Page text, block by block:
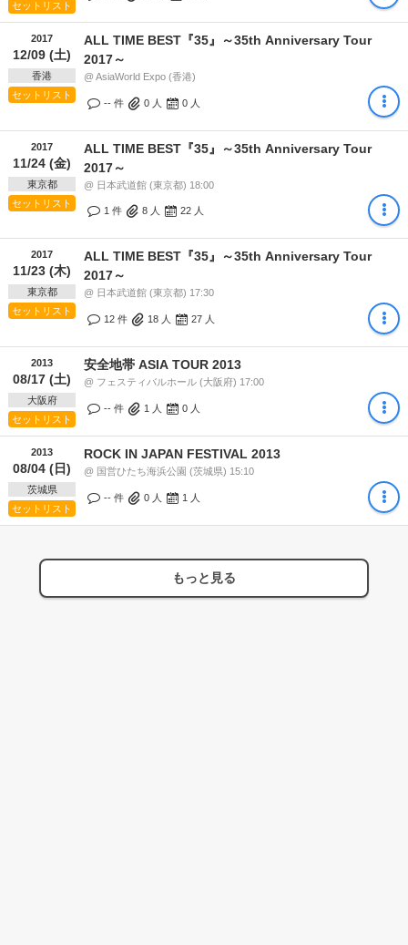
セットリスト
2017
12/09 (土)
香港
セットリスト
ALL TIME BEST『35』～35th Anniversary Tour
2017～
@ AsiaWorld Expo (香港)
-- 件 0 人 0 人
2017
11/24 (金)
東京都
セットリスト
ALL TIME BEST『35』～35th Anniversary Tour
2017～
@ 日本武道館 (東京都) 18:00
1 件 8 人 22 人
2017
11/23 (木)
東京都
セットリスト
ALL TIME BEST『35』～35th Anniversary Tour
2017～
@ 日本武道館 (東京都) 17:30
12 件 18 人 27 人
2013
08/17 (土)
大阪府
セットリスト
安全地帯 ASIA TOUR 2013
@ フェスティバルホール (大阪府) 17:00
-- 件 1 人 0 人
2013
08/04 (日)
茨城県
セットリスト
ROCK IN JAPAN FESTIVAL 2013
@ 国営ひたち海浜公園 (茨城県) 15:10
-- 件 0 人 1 人
もっと見る